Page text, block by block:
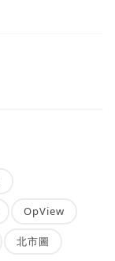
OpView
北市圖